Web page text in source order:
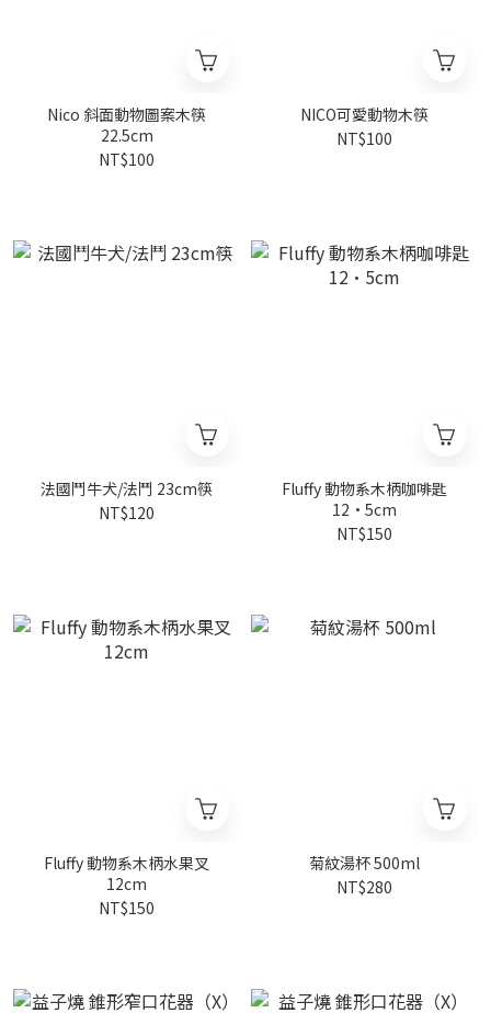
Nico 斜面動物圖案木筷
22.5cm
NT$100
NICO可愛動物木筷
NT$100
法國鬥牛犬/法鬥 23cm筷
NT$120
Fluffy 動物系木柄咖啡匙
12·5cm
NT$150
Fluffy 動物系木柄水果叉
12cm
NT$150
菊紋湯杯 500ml
NT$280